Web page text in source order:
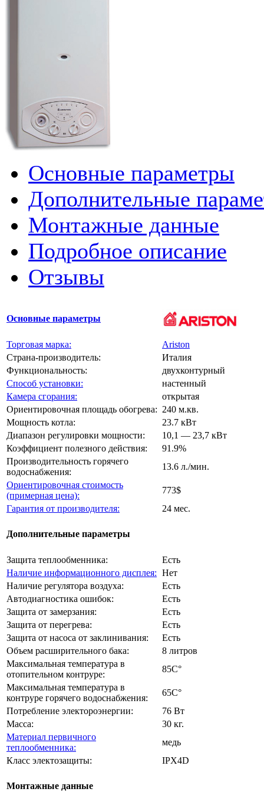
Основные параметры
Дополнительные
Монтажные данные
Подробное описание
Отзывы
Основные параметры
Торговая марка:
Ariston
Страна-производитель:
Италия
Функциональность:
двухконтурный
Способ установки:
настенный
Камера сгорания:
открытая
Ориентировочная площадь обогрева: 240 м.кв.
Мощность котла:
23.7 кВт
Диапазон регулировки мощности:
10,1 — 23,7 кВт
Коэффициент полезного действия:
91.9%
Производительность горячего
водоснабжения:
13.6 л./мин.
Ориентировочная стоимость
(примерная цена):
773$
Гарантия от производителя:
24 мес.
Дополнительные параметры
Защита теплообменника:
Есть
Наличие информационного дисплея: Нет
Наличие регулятора воздуха:
Есть
Автодиагностика ошибок:
Есть
Защита от замерзания:
Есть
Защита от перегрева:
Есть
Защита от насоса от заклинивания:
Есть
Объем расширительного бака:
8 литров
Максимальная температура в
отопительном контруре:
85C°
Максимальная температура в
контруре горячего водоснабжения:
65C°
Потребление электороэнергии:
76 Вт
Масса:
30 кг.
Материал первичного
теплообменника:
медь
Класс электозащиты:
IPX4D
Монтажные данные